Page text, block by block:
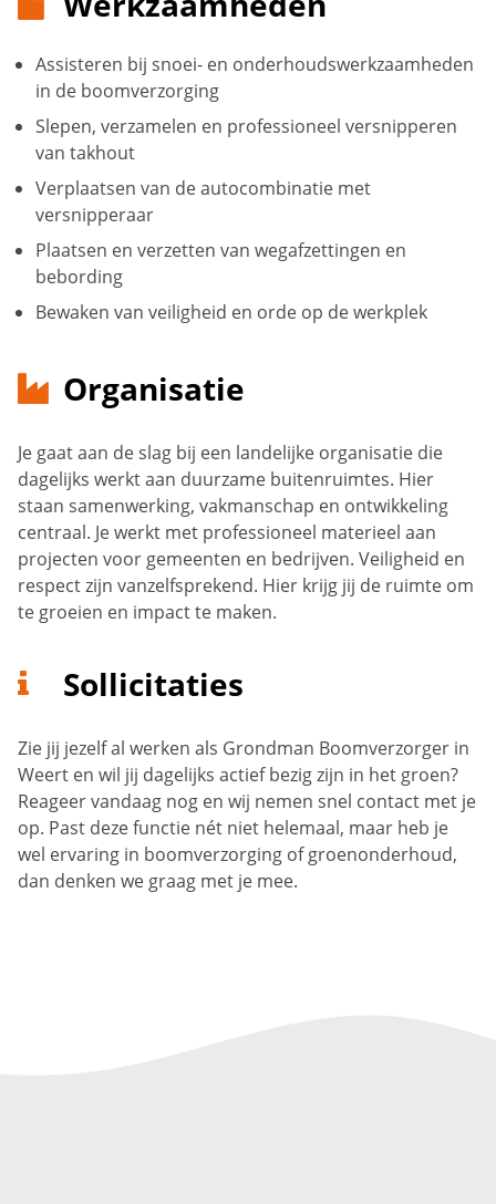
Assisteren bij snoei- en onderhoudswerkzaamheden
in de boomverzorging
Slepen, verzamelen en professioneel versnipperen
van takhout
Verplaatsen van de autocombinatie met
versnipperaar
Plaatsen en verzetten van wegafzettingen en
bebording
Bewaken van veiligheid en orde op de werkplek
Organisatie
Je gaat aan de slag bij een landelijke organisatie die
dagelijks werkt aan duurzame buitenruimtes. Hier
staan samenwerking, vakmanschap en ontwikkeling
centraal. Je werkt met professioneel materieel aan
projecten voor gemeenten en bedrijven. Veiligheid en
respect zijn vanzelfsprekend. Hier krijg jij de ruimte om
te groeien en impact te maken.
Sollicitaties
Zie jij jezelf al werken als Grondman Boomverzorger in
Weert en wil jij dagelijks actief bezig zijn in het groen?
Reageer vandaag nog en wij nemen snel contact met je
op. Past deze functie nét niet helemaal, maar heb je
wel ervaring in boomverzorging of groenonderhoud,
dan denken we graag met je mee.